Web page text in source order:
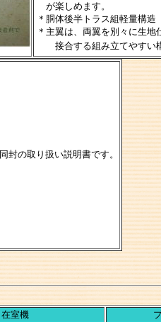
が楽しめます。
＊胴体後半トラス組軽量構造
＊主翼は、両翼を別々に生
接合する組み立てやすい
同封の取り扱い説明書です。
在室機